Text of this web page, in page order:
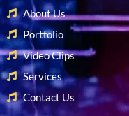
About Us
Portfolio
Video Clips
Services
Contact Us